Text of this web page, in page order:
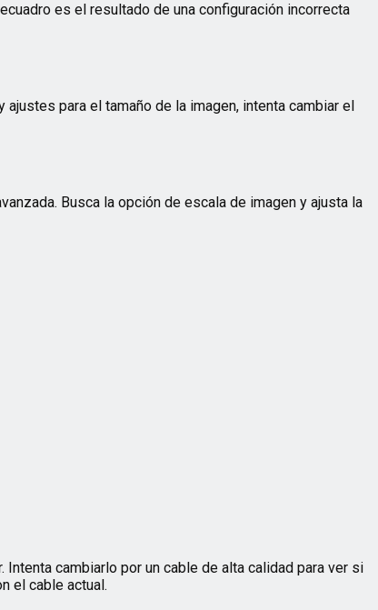
es el resultado de una configuración incorrecta
para el tamaño de la imagen, intenta cambiar el
Busca la opción de escala de imagen y ajusta la
cambiarlo por un cable de alta calidad para ver si
el cable actual.